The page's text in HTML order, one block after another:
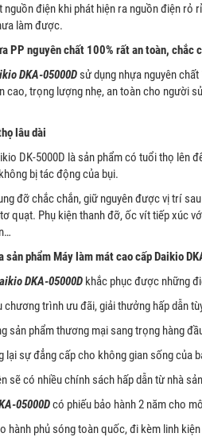
nguồn điện khi phát hiện ra nguồn điện
làm được.
PP nguyên chất 100% rất an toàn, chắc
DKA-05000D sử dụng nhựa nguyên
cao, trọng lượng nhẹ, an toàn cho người
lâu dài
DK-5000D là sản phẩm có tuổi thọ lên
bị tác động của bụi.
đỡ chắc chắn, giữ nguyên được vị trí
quạt. Phụ kiện thanh đỡ, ốc vít tiếp xúc
sản phẩm Máy làm mát cao cấp Daikio
DKA-05000D khắc phục được những
chương trình ưu đãi, giải thưởng hấp dẫn
sản phẩm thương mại sang trọng hàng
lại sự đẳng cấp cho không gian sống của
sẽ có nhiều chính sách hấp dẫn từ nhà
05000Dcó phiếu bảo hành 2 năm cho
hành phủ sóng toàn quốc, đi kèm linh